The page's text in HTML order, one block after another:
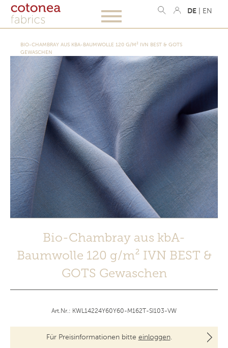
DE EN
BIO-CHAMBRAY AUS KBA-BAUMWOLLE 120 G/M² IVN BEST & GOTS
GEWASCHEN
Bio-Chambray aus kbA-
Baumwolle 120 g/m² IVN BEST &
GOTS Gewaschen
Art.Nr.: KWL14224Y60Y60-M162T-SI103-VW
Für Preisinformationen bitte einloggen.